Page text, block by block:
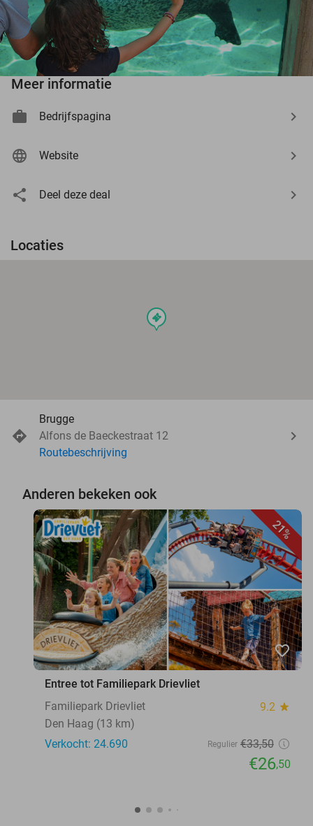
Meer informatie
Bedrijfspagina
Website
Deel deze deal
Locaties
events
Brugge
Alfons de Baeckestraat 12
Routebeschrijving
Anderen bekeken ook
21%
favorite_border
Entree tot Familiepark Drievliet
Familiepark Drievliet
9.2 star
Den Haag (13 km)
Verkocht: 24.690
Regulier €33,50
€26,50